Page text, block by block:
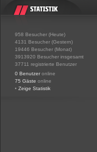
958 Besucher (Heute)
4131 Besucher (Gestern)
19446 Besucher (Monat)
3913920 Besucher insgesamt
37711 registrierte Benutzer
0 Benutzer online
75 Gäste online
• Zeige Statistik